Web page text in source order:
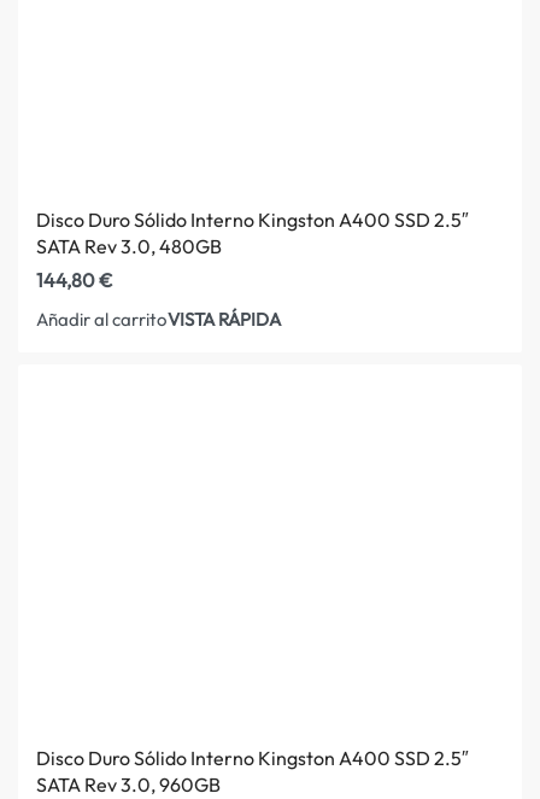
Disco Duro Sólido Interno Kingston A400 SSD 2.5″
SATA Rev 3.0, 480GB
144,80€
Añadir al carritoVISTA RÁPIDA
Disco Duro Sólido Interno Kingston A400 SSD 2.5″
SATA Rev 3.0, 960GB